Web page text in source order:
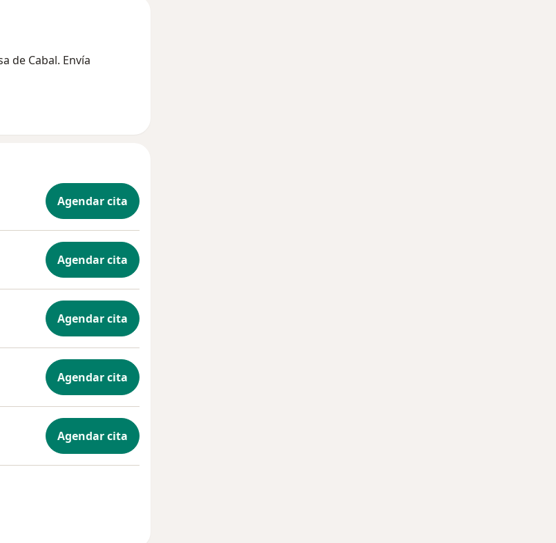
de Cabal. Envía
Agendar cita
Agendar cita
Agendar cita
Agendar cita
Agendar cita